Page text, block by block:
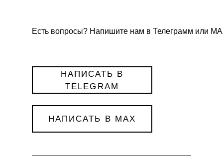
Есть вопросы? Напишите нам в Телеграмм или
НАПИСАТЬ В MAX
НАПИСАТЬ В
TELEGRAM